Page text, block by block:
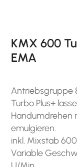
KMX 600
EMA
Antriebsgruppe
Turbo Plus+
Handumdrehen
emulgieren.
inkl. Mixstab
Variable